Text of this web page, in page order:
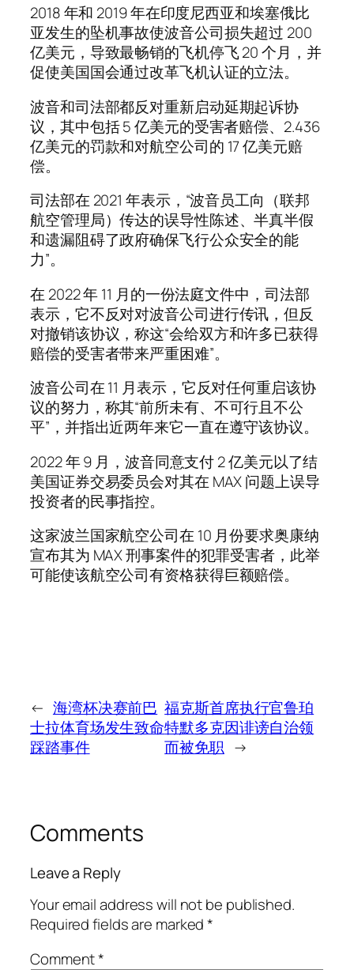
2018 年和 2019 年在印度尼西亚和埃塞俄比
亚发生的坠机事故使波音公司损失超过 200
亿美元，导致最畅销的飞机停飞 20 个月，并
促使美国国会通过改革飞机认证的立法。
波音和司法部都反对重新启动延期起诉协
议，其中包括 5 亿美元的受害者赔偿、2.436
亿美元的罚款和对航空公司的 17 亿美元赔
偿。
司法部在 2021 年表示，“波音员工向（联邦
航空管理局）传达的误导性陈述、半真半假
和遗漏阻碍了政府确保飞行公众安全的能
力”。
在 2022 年 11 月的一份法庭文件中，司法部
表示，它不反对对波音公司进行传讯，但反
对撤销该协议，称这“会给双方和许多已获得
赔偿的受害者带来严重困难”。
波音公司在 11 月表示，它反对任何重启该协
议的努力，称其“前所未有、不可行且不公
平”，并指出近两年来它一直在遵守该协议。
2022 年 9 月，波音同意支付 2 亿美元以了结
美国证券交易委员会对其在 MAX 问题上误导
投资者的民事指控。
这家波兰国家航空公司在 10 月份要求奥康纳
宣布其为 MAX 刑事案件的犯罪受害者，此举
可能使该航空公司有资格获得巨额赔偿。
← 海湾杯决赛前巴
士拉体育场发生致命
踩踏事件
福克斯首席执行官鲁珀
特默多克因诽谤自治领
而被免职 →
Comments
Leave a Reply
Your email address will not be published.
Required fields are marked*
Comment*